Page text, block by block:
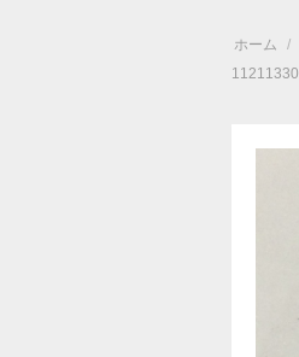
ホーム /
11211330